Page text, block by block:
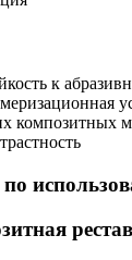
к
композитных